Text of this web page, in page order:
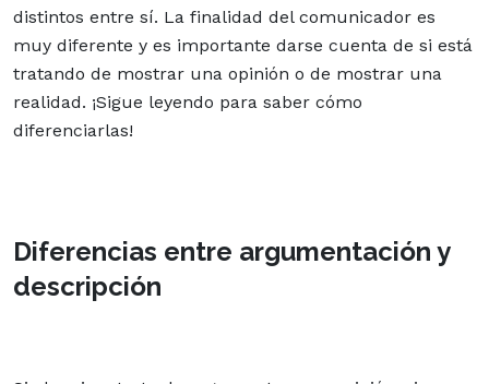
distintos entre sí. La finalidad del comunicador es
muy diferente y es importante darse cuenta de si está
tratando de mostrar una opinión o de mostrar una
realidad. ¡Sigue leyendo para saber cómo
diferenciarlas!
Diferencias entre argumentación y
descripción